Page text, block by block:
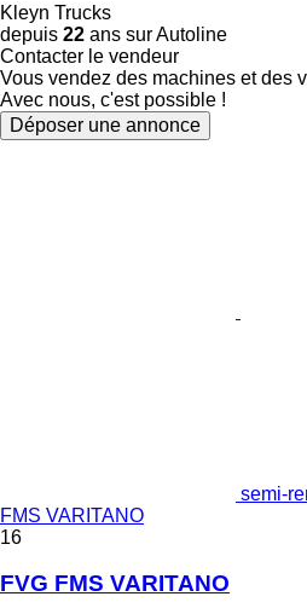
Kleyn Trucks
depuis 22 ans sur Autoline
Contacter le vendeur
Vous vendez des machines et des
Avec nous, c'est possible !
Déposer une annonce
semi-
FMS VARITANO
16
FVG FMS VARITANO